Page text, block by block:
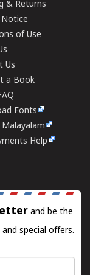
& Returns
Notice
of Use
Us
a Book
Fonts
Malayalam
Help
and be the
special offers.